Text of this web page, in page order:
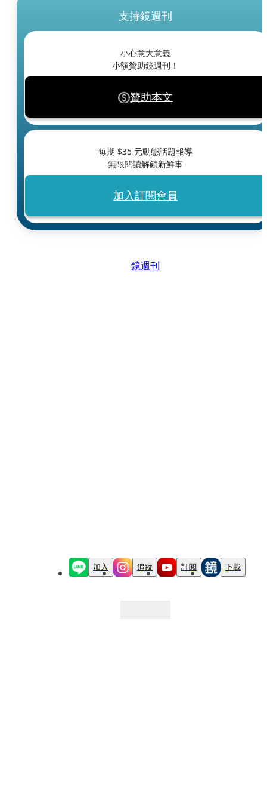
支持鏡週刊
小心意大意義
小額贊助鏡週刊！
贊助本文
每期 $35 元動態話題報導
無限閱讀解鎖新鮮事
加入訂閱會員
鏡週刊
加入 追蹤 訂閱 下載